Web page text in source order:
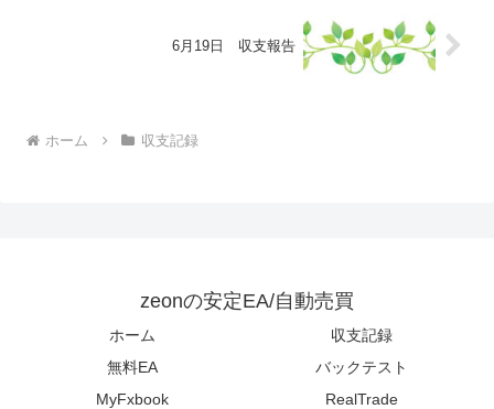
6月19日 収支報告
ホーム 収支記録
zeonの安定EA/自動売買
ホーム
収支記録
無料EA
バックテスト
MyFxbook
RealTrade